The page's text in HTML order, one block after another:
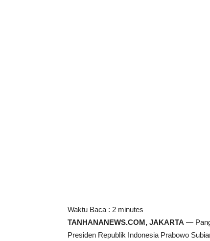
Waktu Baca : 2 minutes
TANHANANEWS.COM, JAKARTA —
Presiden Republik Indonesia Prabowo